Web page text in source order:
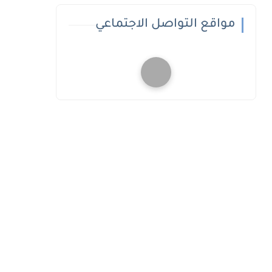
مواقع التواصل الاجتماعي